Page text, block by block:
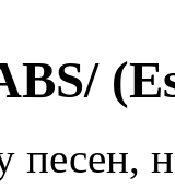
песен,